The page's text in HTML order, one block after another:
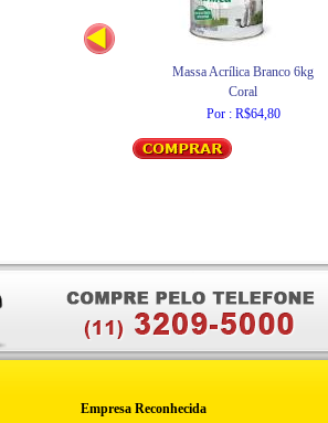
Massa Acrílica Branco 6kg
Coral
Por : R$64,80
Empresa Reconhecida